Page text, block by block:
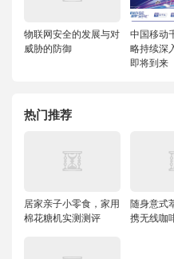
物联网安全的发展与对
威胁的防御
中国移动
略持续深
即将到来
热门推荐
居家亲子小零食，家用
棉花糖机实测测评
随身意式
携无线咖